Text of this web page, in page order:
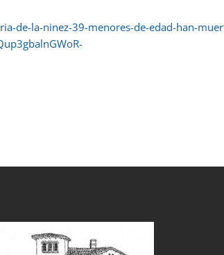
la-ninez-39-menores-de-edad-han-